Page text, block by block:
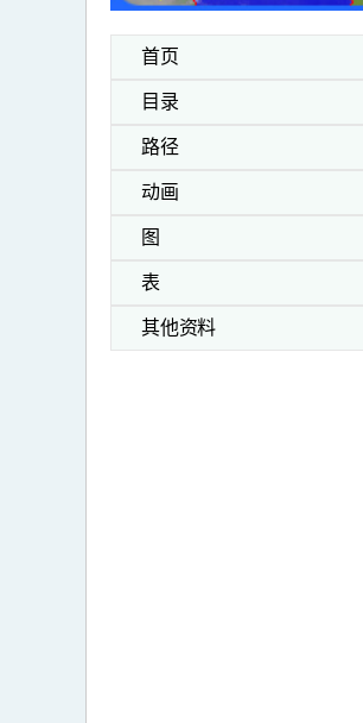
首页
目录
路径
动画
图
表
其他资料